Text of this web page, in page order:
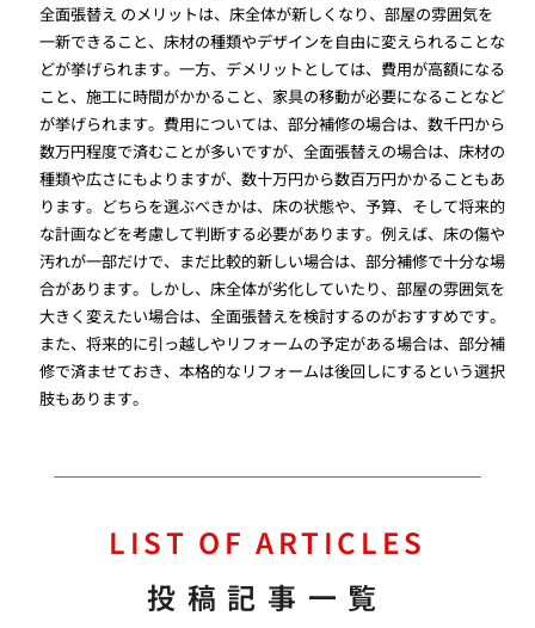
全面張替え のメリットは、床全体が新しくなり、部屋の雰囲気を
一新できること、床材の種類やデザインを自由に変えられることな
どが挙げられます。一方、デメリットとしては、費用が高額になる
こと、施工に時間がかかること、家具の移動が必要になることなど
が挙げられます。費用については、部分補修の場合は、数千円から
数万円程度で済むことが多いですが、全面張替えの場合は、床材の
種類や広さにもよりますが、数十万円から数百万円かかることもあ
ります。どちらを選ぶべきかは、床の状態や、予算、そして将来的
な計画などを考慮して判断する必要があります。例えば、床の傷や
汚れが一部だけで、まだ比較的新しい場合は、部分補修で十分な場
合があります。しかし、床全体が劣化していたり、部屋の雰囲気を
大きく変えたい場合は、全面張替えを検討するのがおすすめです。
また、将来的に引っ越しやリフォームの予定がある場合は、部分補
修で済ませておき、本格的なリフォームは後回しにするという選択
肢もあります。
LIST OF ARTICLES
投稿記事一覧